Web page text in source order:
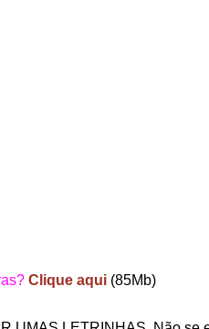
Clique aqui (85Mb)